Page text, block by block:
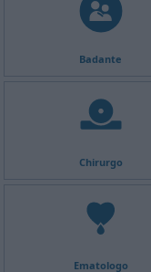
Badante
Chirurgo
Ematologo